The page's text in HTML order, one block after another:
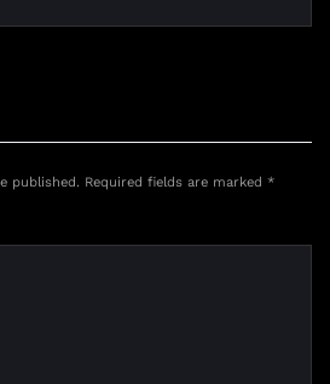
published. Required fields are marked *